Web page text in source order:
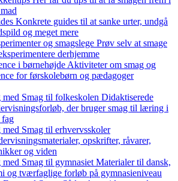
Konkrete guides til at sanke urter, undgå
og meget mere
og smagslege Prøv selv at smage
derhjemme
i børnehøjde Aktiviteter om smag og
for førskolebørn og pædagoger
med Smag til folkeskolen Didaktiserede
der bruger smag til læring i
fag
med Smag til erhvervsskoler
opskrifter, råvarer,
og viden
med Smag til gymnasiet Materialer til dansk,
og tværfaglige forløb på gymnasieniveau